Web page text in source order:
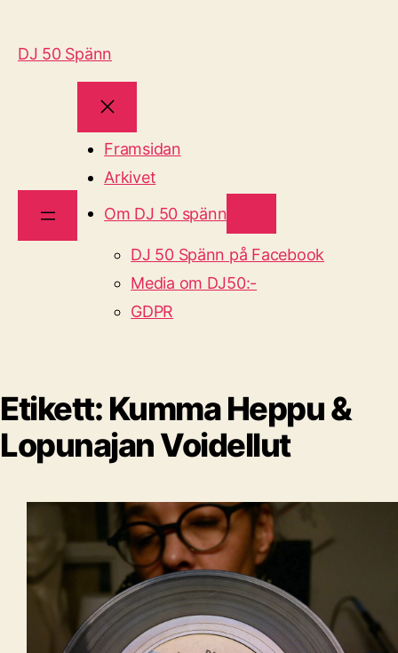
DJ 50 Spänn
Framsidan
Arkivet
Om DJ 50 spänn
DJ 50 Spänn på Facebook
Media om DJ50:-
GDPR
Etikett: Kumma Heppu &
Lopunajan Voidellut